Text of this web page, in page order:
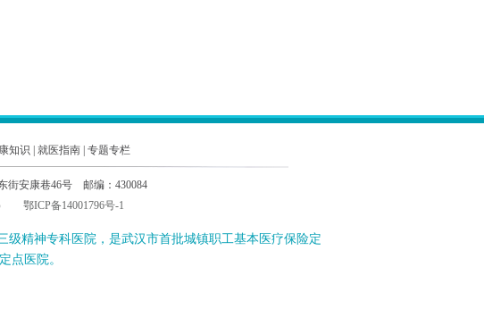
知识 就医指南 专题专栏
街安康巷46号 邮编：430084
）
鄂ICP备14001796号-1
精神专科医院，是武汉市首批城镇职工基本医疗保险定
点医院。